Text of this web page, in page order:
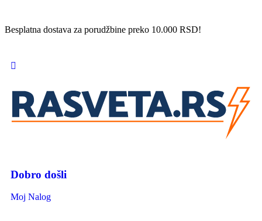
Besplatna dostava za porudžbine preko 10.000 RSD!
Dobro došli
Moj Nalog